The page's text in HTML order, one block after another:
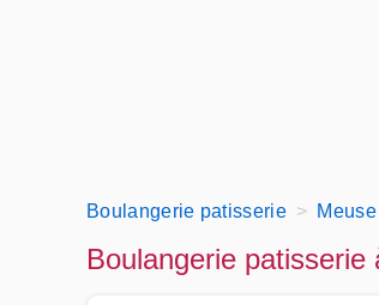
Boulangerie patisserie Meuse
Boulangerie patisserie